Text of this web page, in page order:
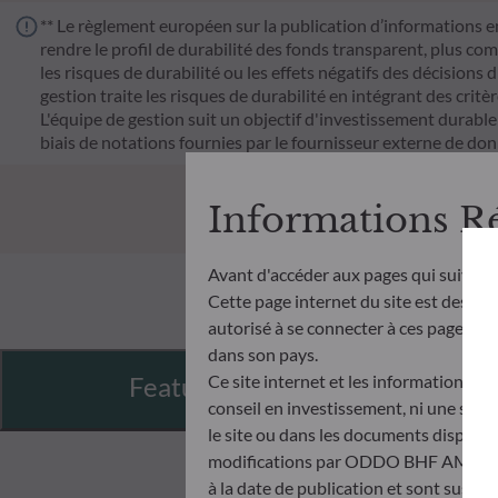
** Le règlement européen sur la publication d’informations
rendre le profil de durabilité des fonds transparent, plus
les risques de durabilité ou les effets négatifs des
gestion traite les risques de durabilité en intégrant des
L'équipe de gestion suit un objectif d'investissement
biais de notations fournies par le fournisseur externe de
Features
Informations
Avant d'accéder aux pages qui
Cette page internet du site est
autorisé à se connecter à ces pages
dans son pays.
Ce site internet et les informations
conseil en investissement, ni une
le site ou dans les documents
modifications par ODDO BHF AM à
à la date de publication et sont